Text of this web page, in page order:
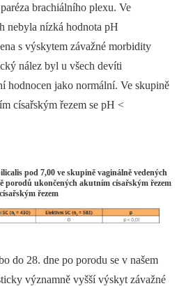
brachiálního plexu. Ve
nebyla nízká hodnota pH
s výskytem závažné morbidity
nález byl u všech devíti
hodnocen jako normální. Ve skupině
císařským řezem se pH <
pod 7,00 ve skupině vaginálně vedených
porodů ukončených akutním císařským řezem
řezem
do 28. dne po porodu se v našem
významně vyšší výskyt závažné